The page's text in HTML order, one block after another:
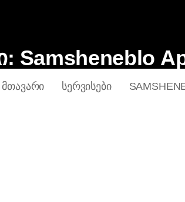
: Samsheneblo A
ᲛᲗᲐᲕᲐᲠᲘ ᲡᲔᲠᲕᲘᲡᲔᲑᲘ